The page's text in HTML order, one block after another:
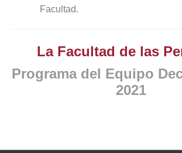
Facultad.
La Facultad de las
Programa del Equipo
2021